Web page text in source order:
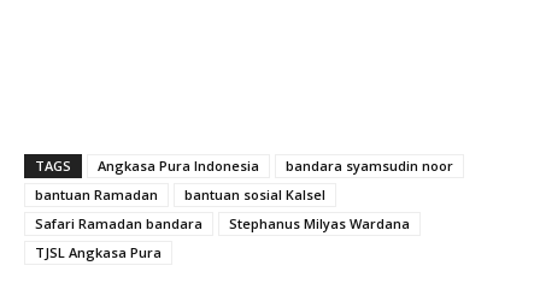
TAGS Angkasa Pura Indonesia
bandara syamsudin noor
bantuan Ramadan
bantuan sosial Kalsel
Safari Ramadan bandara
Stephanus Milyas Wardana
TJSL Angkasa Pura